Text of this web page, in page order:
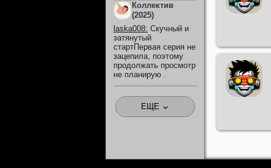
Коллектив
(2025)
laska008: Скучный и
затянутый
стартПервая серия не
зацепила, поэтому
продолжать просмотр
не планирую .
ЕЩЕ